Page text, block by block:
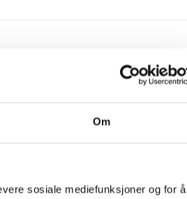
Om
sosiale mediefunksjoner og for å